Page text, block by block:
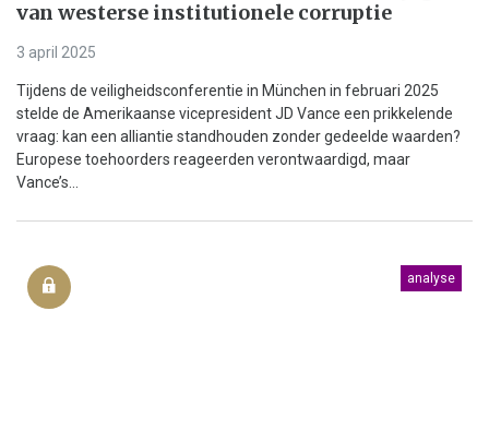
van westerse institutionele corruptie
3 april 2025
Tijdens de veiligheidsconferentie in München in februari 2025
stelde de Amerikaanse vicepresident JD Vance een prikkelende
vraag: kan een alliantie standhouden zonder gedeelde waarden?
Europese toehoorders reageerden verontwaardigd, maar
Vance’s...
analyse